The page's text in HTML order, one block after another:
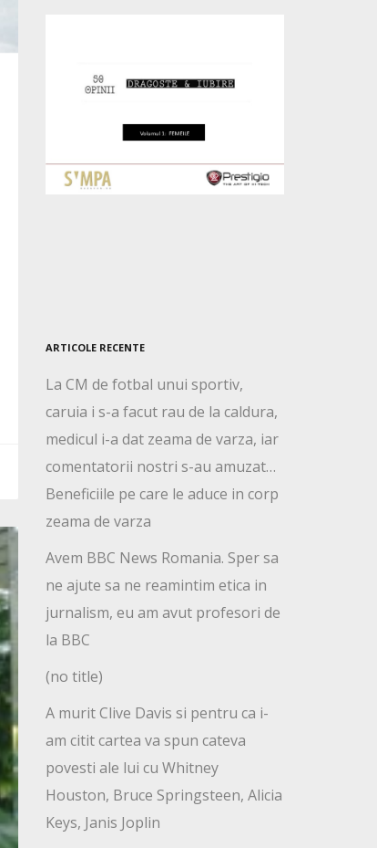
ARTICOLE RECENTE
La CM de fotbal unui sportiv,
caruia i s-a facut rau de la caldura,
medicul i-a dat zeama de varza, iar
comentatorii nostri s-au amuzat…
Beneficiile pe care le aduce in corp
zeama de varza
Avem BBC News Romania. Sper sa
ne ajute sa ne reamintim etica in
jurnalism, eu am avut profesori de
la BBC
(no title)
A murit Clive Davis si pentru ca i-
am citit cartea va spun cateva
povesti ale lui cu Whitney
Houston, Bruce Springsteen, Alicia
Keys, Janis Joplin